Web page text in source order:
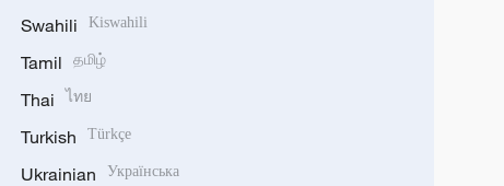
Swahili Kiswahili
Tamil தமிழ்
Thai ไทย
Turkish Türkçe
Ukrainian Українська